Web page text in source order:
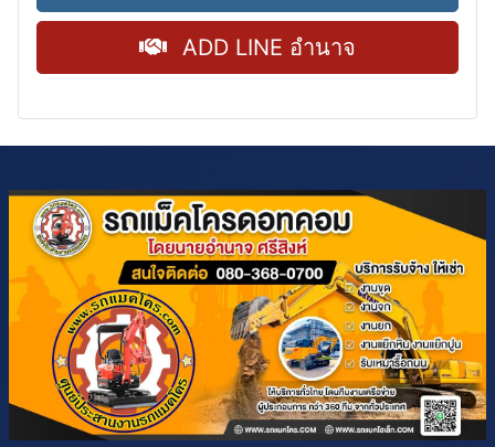
ADD LINE อำนาจ